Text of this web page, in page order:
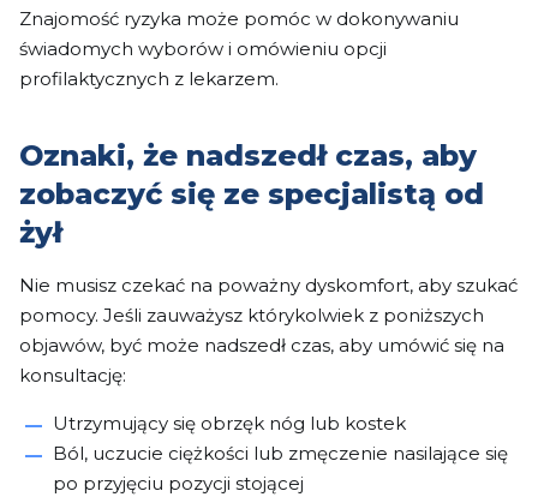
Znajomość ryzyka może pomóc w dokonywaniu
świadomych wyborów i omówieniu opcji
profilaktycznych z lekarzem.
Oznaki, że nadszedł czas, aby
zobaczyć się ze specjalistą od
żył
Nie musisz czekać na poważny dyskomfort, aby szukać
pomocy. Jeśli zauważysz którykolwiek z poniższych
objawów, być może nadszedł czas, aby umówić się na
konsultację:
Utrzymujący się obrzęk nóg lub kostek
Ból, uczucie ciężkości lub zmęczenie nasilające się
po przyjęciu pozycji stojącej